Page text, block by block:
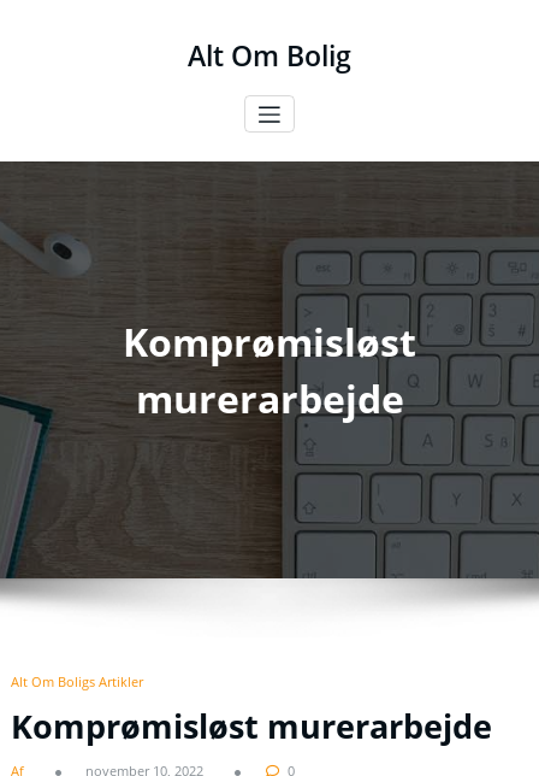
Alt Om Bolig
Komprømisløst
murerarbejde
Alt Om Boligs Artikler
Komprømisløst murerarbejde
Af november 10, 2022 0